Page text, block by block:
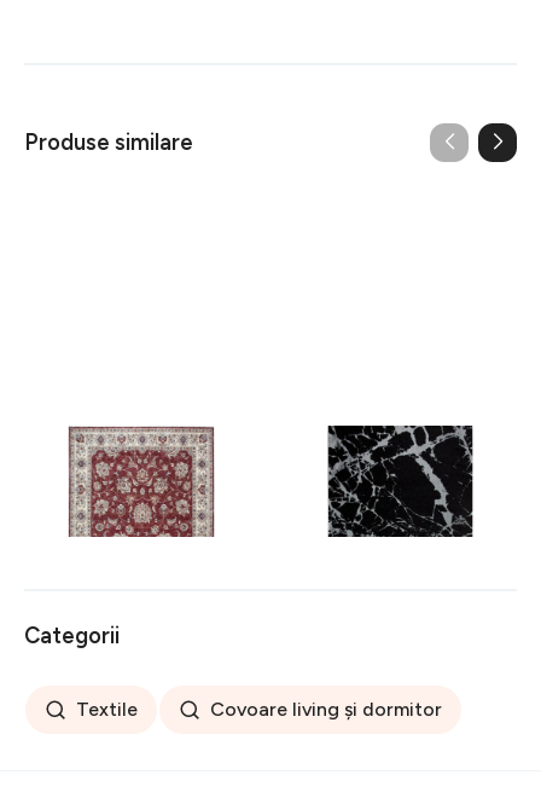
Produse similare
Covor rezistent Eko, ALT
05 - Red, Ivory, 100%
poliester, 80 x 150 cm
256 lei
Covor rezistent SM 21 -
Black, Silver XW, 80x300
441 lei
Categorii
Textile Covoare living și dormitor